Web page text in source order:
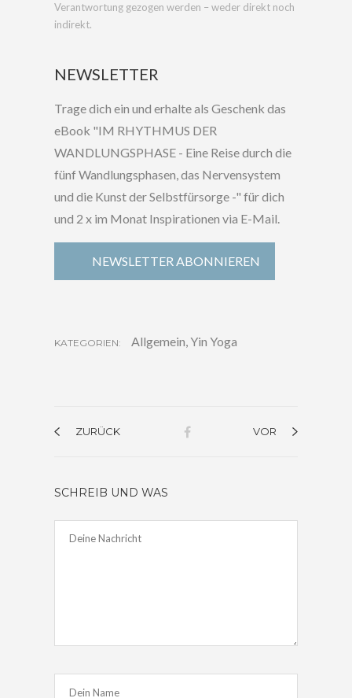
Verantwortung gezogen werden – weder direkt noch
indirekt.
NEWSLETTER
Trage dich ein und erhalte als Geschenk das
eBook "IM RHYTHMUS DER
WANDLUNGSPHASE - Eine Reise durch die
fünf Wandlungsphasen, das Nervensystem
und die Kunst der Selbstfürsorge -" für dich
und 2 x im Monat Inspirationen via E-Mail.
NEWSLETTER ABONNIEREN
KATEGORIEN: Allgemein,Yin Yoga
ZURÜCK VOR
SCHREIB UND WAS